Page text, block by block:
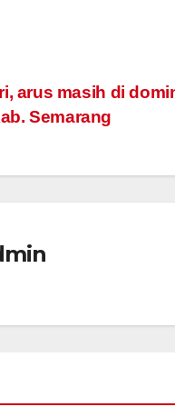
arus masih di
Semarang